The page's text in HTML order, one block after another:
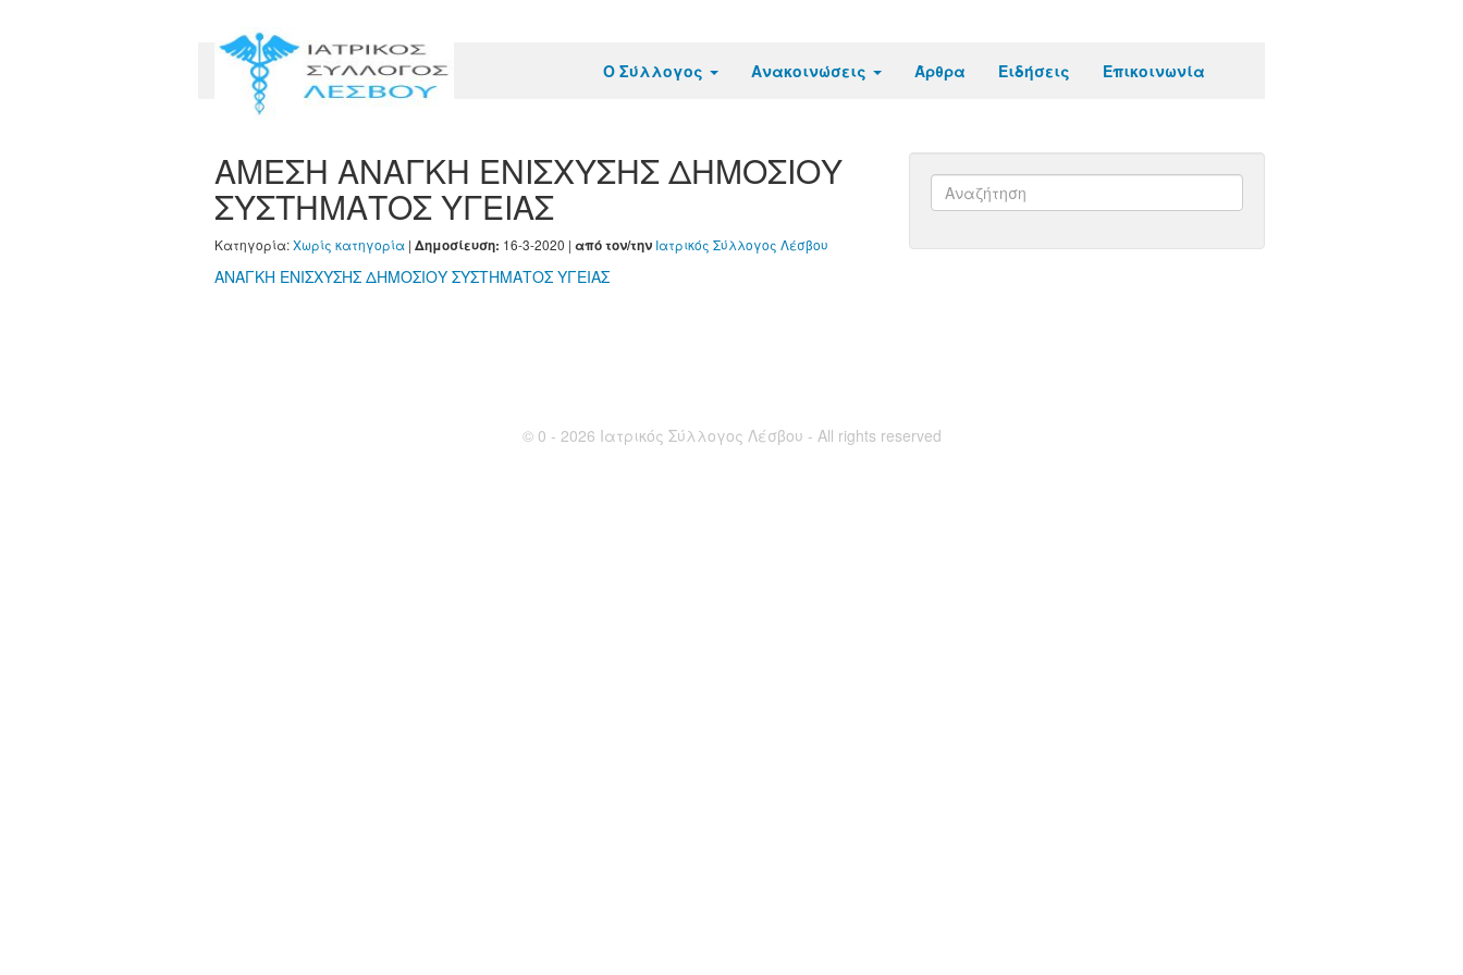
Ο Σύλλογος Ανακοινώσεις Άρθρα Ειδήσεις Επικοινωνία
ΑΜΕΣΗ ΑΝΑΓΚΗ ΕΝΙΣΧΥΣΗΣ ΔΗΜΟΣΙΟΥ
ΣΥΣΤΗΜΑΤΟΣ ΥΓΕΙΑΣ
Κατηγορία:Χωρίς κατηγορία | Δημοσίευση: 16-3-2020 | από τον/την Ιατρικός Σύλλογος Λέσβου
ΑΝΑΓΚΗ ΕΝΙΣΧΥΣΗΣ ΔΗΜΟΣΙΟΥ ΣΥΣΤΗΜΑΤΟΣ ΥΓΕΙΑΣ
© 0 - 2026 Ιατρικός Σύλλογος Λέσβου - All rights reserved